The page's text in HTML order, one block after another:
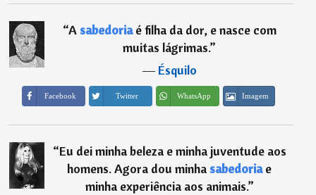
“A sabedoriaé filha da dor, e nasce com
muitas lágrimas.”
―Ésquilo
Facebook Twitter WhatsApp Imagem
“Eu dei minha beleza e minha juventude aos
homens. Agora dou minha sabedoriae
minha experiência aos animais.”